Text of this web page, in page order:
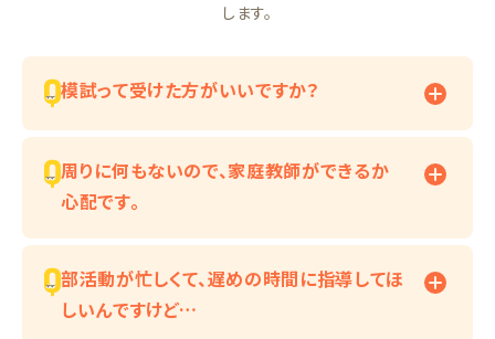
します。
模試って受けた方がいいですか？
周りに何もないので、家庭教師ができるか
心配です。
部活動が忙しくて、遅めの時間に指導してほ
しいんですけど…